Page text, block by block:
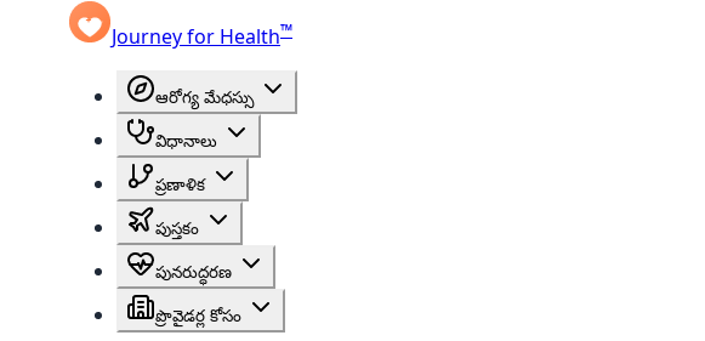
Journey for Health™
ఆరోగ్య మేధస్సు
విధానాలు
ప్రణాళిక
పుస్తకం
పునరుద్ధరణ
ప్రొవైడర్ల కోసం